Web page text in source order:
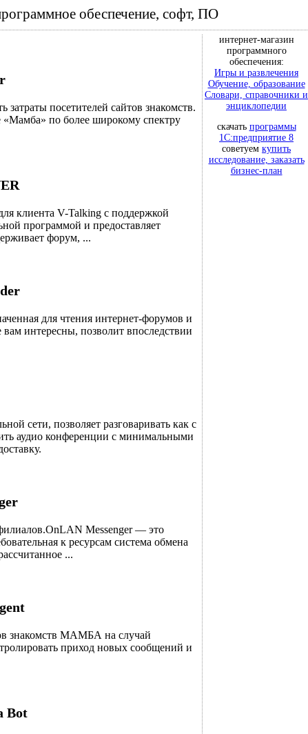
обеспечение, софт, ПО
посетителей сайтов знакомств.
«Мамба» по более широкому спектру
клиента V-Talking с поддержкой
программой и предоставляет
форум, ...
для чтения интернет-форумов и
интересны, позволит впоследствии
сети, позволяет разговаривать как с
аудио конференции с минимальными
Messenger — это
к ресурсам система обмена
...
знакомств МАМБА на случай
приход новых сообщений и
Bot
интернет-магазин
программного
обеспечения:
Игры и развлечения
Обучение, образование
Словари, справочники и
энциклопедии
скачать программы
1С:предприятие 8
советуем купить
исследование, заказать
бизнес-план